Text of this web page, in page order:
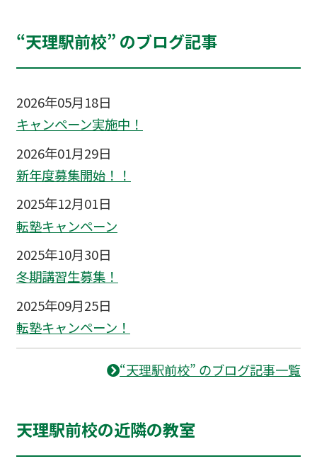
“天理駅前校” のブログ記事
2026年05月18日
キャンペーン実施中！
2026年01月29日
新年度募集開始！！
2025年12月01日
転塾キャンペーン
2025年10月30日
冬期講習生募集！
2025年09月25日
転塾キャンペーン！
“天理駅前校” のブログ記事一覧
天理駅前校の近隣の教室